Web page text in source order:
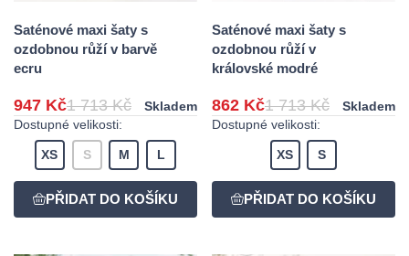
Saténové maxi šaty s
ozdobnou růží v barvě
ecru
947 Kč1 713 Kč
Skladem
Dostupné velikosti:
XS S M L
Saténové maxi šaty s
ozdobnou růží v
královské modré
862 Kč1 713 Kč
Skladem
Dostupné velikosti:
XS S